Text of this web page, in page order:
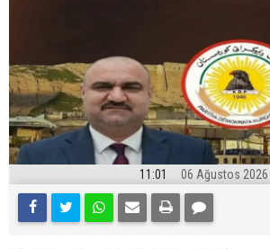
11:01 06 Ağustos 2026